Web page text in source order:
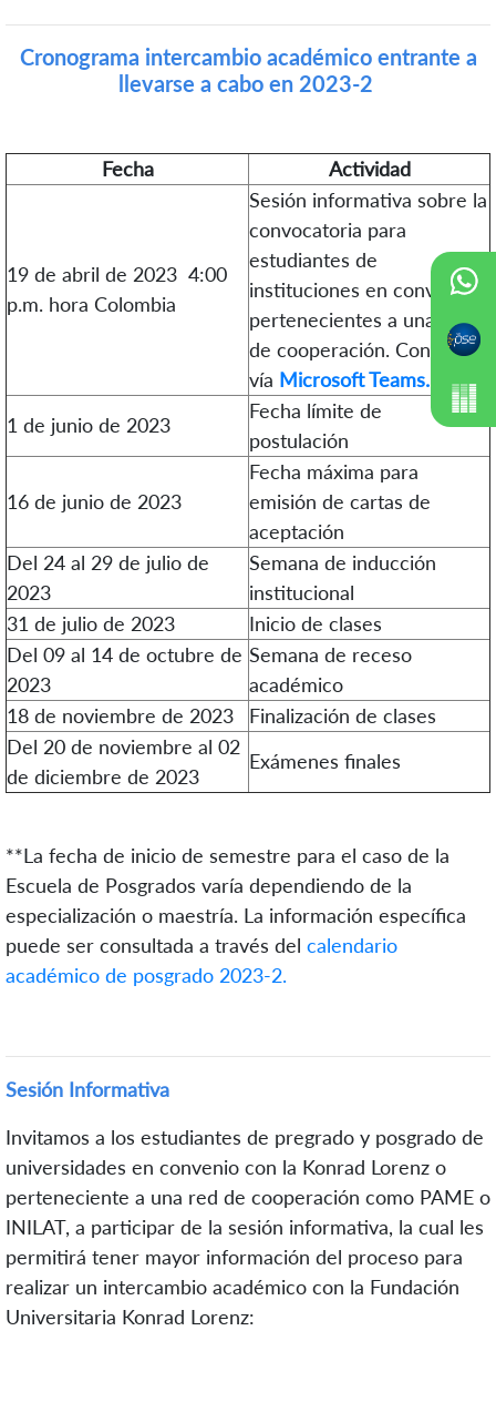
Cronograma intercambio académico entrante a
llevarse a cabo en 2023-2
Fecha Actividad
19 de abril de 2023 4:00
p.m. hora Colombia
Sesión informativa sobre la
convocatoria para
estudiantes de
instituciones en convenio o
pertenecientes a una red
de cooperación. Conexión
vía Microsoft Teams.
1 de junio de 2023
Fecha límite de
postulación
16 de junio de 2023
Fecha máxima para
emisión de cartas de
aceptación
Del 24 al 29 de julio de
2023
Semana de inducción
institucional
31 de julio de 2023
Inicio de clases
Del 09 al 14 de octubre de
2023
Semana de receso
académico
18 de noviembre de 2023
Finalización de clases
Del 20 de noviembre al 02
de diciembre de 2023
Exámenes finales
**La fecha de inicio de semestre para el caso de la
Escuela de Posgrados varía dependiendo de la
especialización o maestría. L a información específica
puede ser consultada a través del calendario
académico de posgrado 2023-2.
Sesión Informativa
Invitamos a los estudiantes de pregrado y posgrado de
universidades en convenio con la Konrad Lorenz o
perteneciente a una red de cooperación como PAME o
INILAT, a participar de la sesión informativa, la cual les
permitirá tener mayor información del proceso para
realizar un intercambio académico con la Fundación
Universitaria Konrad Lorenz: